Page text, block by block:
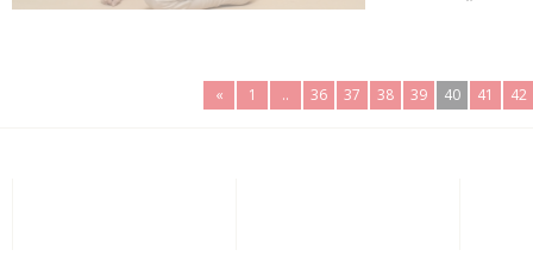
« 1 .. 36 37 38 39 40 41 42